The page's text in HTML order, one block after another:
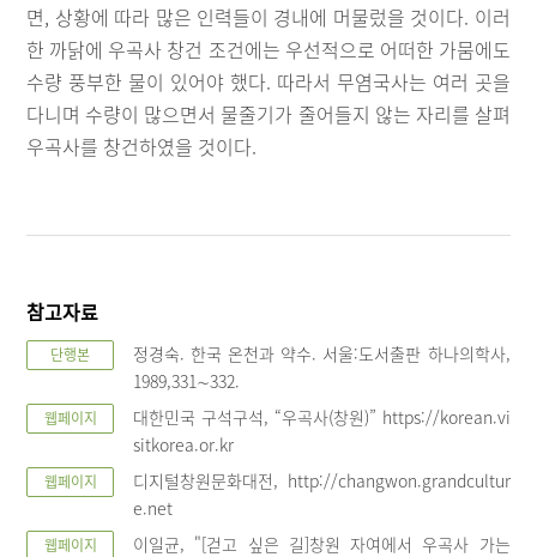
면, 상황에 따라 많은 인력들이 경내에 머물렀을 것이다. 이러
한 까닭에 우곡사 창건 조건에는 우선적으로 어떠한 가뭄에도
수량 풍부한 물이 있어야 했다. 따라서 무염국사는 여러 곳을
다니며 수량이 많으면서 물줄기가 줄어들지 않는 자리를 살펴
우곡사를 창건하였을 것이다.
참고자료
단행본
정경숙. 한국 온천과 약수. 서울:도서출판 하나의학사,
1989,331∼332.
웹페이지
대한민국 구석구석, “우곡사(창원)” https://korean.vi
sitkorea.or.kr
웹페이지
디지털창원문화대전, http://changwon.grandcultur
e.net
웹페이지
이일균, "[걷고 싶은 길]창원 자여에서 우곡사 가는